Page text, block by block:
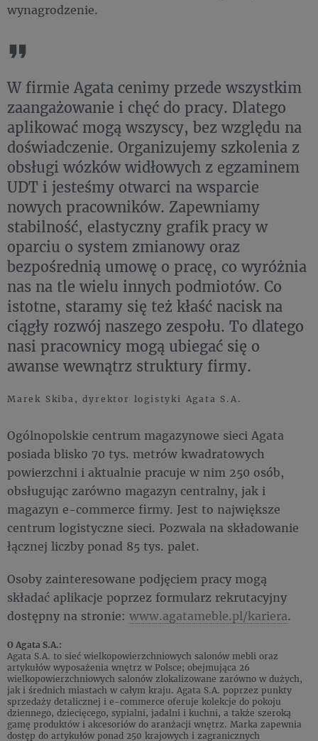
wynagrodzenie.
W firmie Agata cenimy przede wszystkim
zaangażowanie i chęć do pracy. Dlatego
aplikować mogą wszyscy, bez względu na
doświadczenie. Organizujemy szkolenia z
obsługi wózków widłowych z egzaminem
UDT i jesteśmy otwarci na wsparcie
nowych pracowników. Zapewniamy
stabilność, elastyczny grafik pracy w
oparciu o system zmianowy oraz
bezpośrednią umowę o pracę, co wyróżnia
nas na tle wielu innych podmiotów. Co
istotne, staramy się też kłaść nacisk na
ciągły rozwój naszego zespołu. To dlatego
nasi pracownicy mogą ubiegać się o
awanse wewnątrz struktury firmy.
Marek Skiba, dyrektor logistyki Agata S.A.
Ogólnopolskie centrum magazynowe sieci Agata
posiada blisko 70 tys. metrów kwadratowych
powierzchni i aktualnie pracuje w nim 250 osób,
obsługując zarówno magazyn centralny, jak i
magazyn e-commerce firmy. Jest to największe
centrum logistyczne sieci. Pozwala na składowanie
łącznej liczby ponad 85 tys. palet.
Osoby zainteresowane podjęciem pracy mogą
składać aplikacje poprzez formularz rekrutacyjny
dostępny na stronie: www.agatameble.pl/kariera.
O Agata S.A.:
Agata S.A. to sieć wielkopowierzchniowych salonów mebli oraz
artykułów wyposażenia wnętrz w Polsce; obejmująca 26
wielkopowierzchniowych salonów zlokalizowane zarówno w dużych,
jak i średnich miastach w całym kraju. Agata S.A. poprzez punkty
sprzedaży detalicznej i e-commerce oferuje kolekcje do pokoju
dziennego, dziecięcego, sypialni, jadalni i kuchni, a także szeroką
gamę produktów i akcesoriów do aranżacji wnętrz. Marka zapewnia
dostęp do artykułów ponad 250 krajowych i zagranicznych